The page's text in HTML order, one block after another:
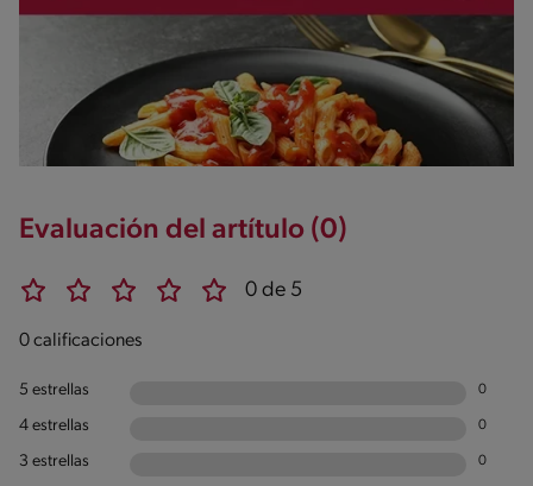
Evaluación del artítulo (0)
0 de 5
0 calificaciones
5 estrellas 0
4 estrellas 0
3 estrellas 0